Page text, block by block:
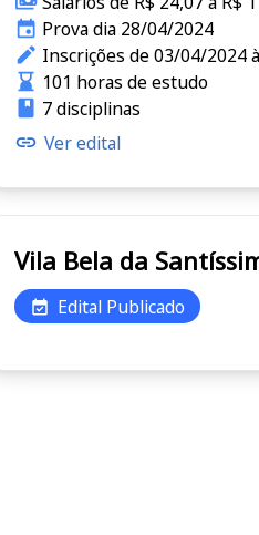
Prova dia 28/04/2024
Inscrições de 03/04/2024
101 horas de estudo
7 disciplinas
Ver edital
Edital Publicado